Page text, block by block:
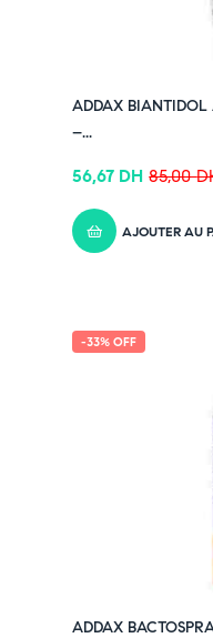
ADDAX BIANTIDOL
–...
85,00
56,67 DH
AJOUTER AU
-33% OFF
ADDAX